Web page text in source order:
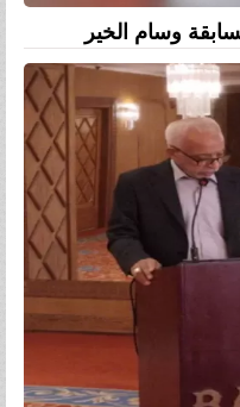
وسام الخير